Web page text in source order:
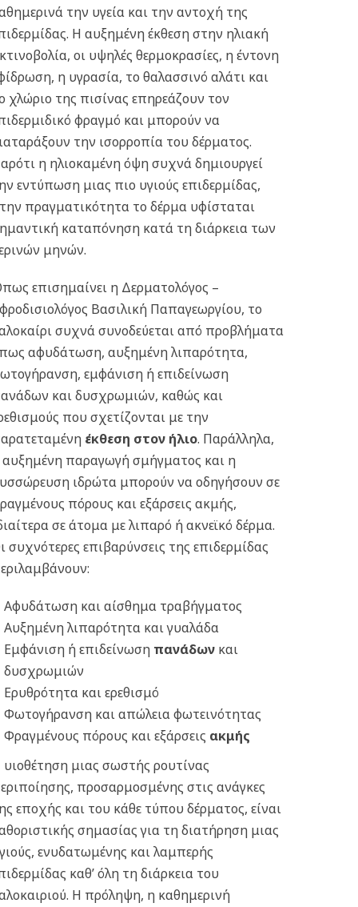
την υγεία και την αντοχή της
Η αυξημένη έκθεση στην ηλιακή
οι υψηλές θερμοκρασίες, η έντονη
η υγρασία, το θαλασσινό αλάτι και
χλώριο της πισίνας επηρεάζουν τον
φραγμό και μπορούν να
την ισορροπία του δέρματος.
η ηλιοκαμένη όψη συχνά δημιουργεί
εντύπωση μιας πιο υγιούς επιδερμίδας,
πραγματικότητα το δέρμα υφίσταται
καταπόνηση κατά τη διάρκεια των
μηνών.
επισημαίνει η Δερματολόγος –
Βασιλική Παπαγεωργίου, το
συχνά συνοδεύεται από προβλήματα
αφυδάτωση, αυξημένη λιπαρότητα,
εμφάνιση ή επιδείνωση
και δυσχρωμιών, καθώς και
που σχετίζονται με την
έκθεση στον ήλιο. Παράλληλα,
αυξημένη παραγωγή σμήγματος και η
ιδρώτα μπορούν να οδηγήσουν σε
πόρους και εξάρσεις ακμής,
σε άτομα με λιπαρό ή ακνεϊκό δέρμα.
συχνότερες επιβαρύνσεις της επιδερμίδας
Αφυδάτωση και αίσθημα τραβήγματος
Αυξημένη λιπαρότητα και γυαλάδα
Εμφάνιση ή επιδείνωση πανάδων και
δυσχρωμιών
Ερυθρότητα και ερεθισμό
Φωτογήρανση και απώλεια φωτεινότητας
Φραγμένους πόρους και εξάρσεις ακμής
μιας σωστής ρουτίνας
προσαρμοσμένης στις ανάγκες
εποχής και του κάθε τύπου δέρματος, είναι
σημασίας για τη διατήρηση μιας
ενυδατωμένης και λαμπερής
καθ’ όλη τη διάρκεια του
Η πρόληψη, η καθημερινή